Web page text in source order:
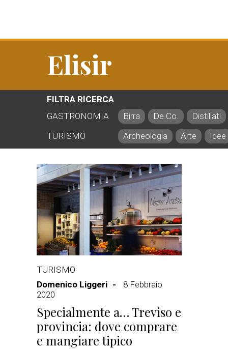
Elisir
FILTRA RICERCA
GASTRONOMIA
Birra De.Co.
Distillati
TURISMO
Archeologia Arte Idee
TURISMO
Domenico Liggeri
8 Febbraio
2020
Specialmente a… Treviso e
provincia: dove comprare
e mangiare tipico